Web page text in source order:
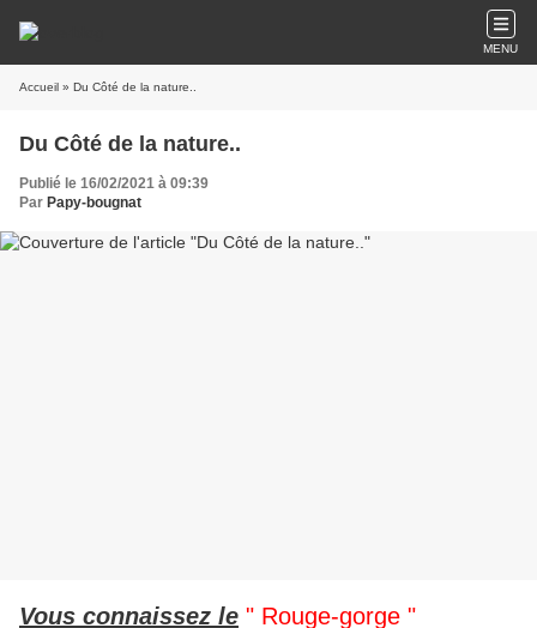
MENU
Accueil » Du Côté de la nature..
Du Côté de la nature..
Publié le 16/02/2021 à 09:39
Par Papy-bougnat
Vous connaissez le " Rouge-gorge "